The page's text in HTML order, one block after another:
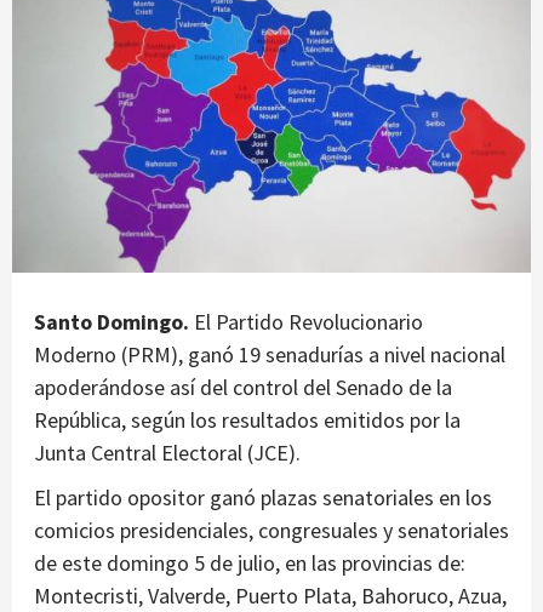
Santo Domingo. El Partido Revolucionario
Moderno (PRM), ganó 19 senadurías a nivel nacional
apoderándose así del control del Senado de la
República, según los resultados emitidos por la
Junta Central Electoral (JCE).
El partido opositor ganó plazas senatoriales en los
comicios presidenciales, congresuales y senatoriales
de este domingo 5 de julio, en las provincias de:
Montecristi, Valverde, Puerto Plata, Bahoruco, Azua,